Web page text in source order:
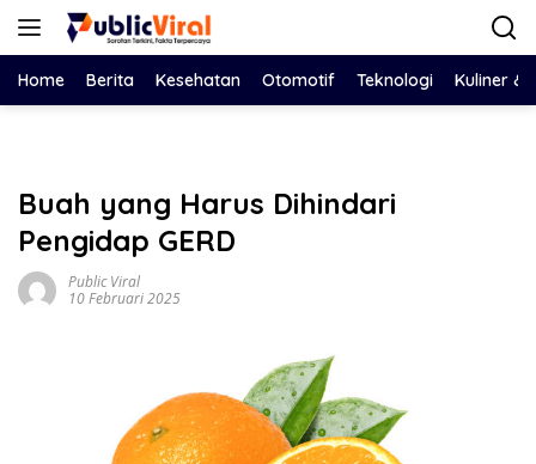
Langsung
Home Berita Kesehatan Otomotif Teknologi Kuliner &
Buah yang Harus Dihindari
Pengidap GERD
Public Viral
10 Februari 2025